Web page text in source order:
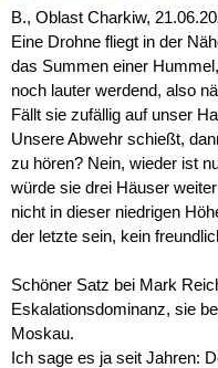
B., Oblast Charkiw,
Eine Drohne fliegt in der
das Summen einer
noch lauter werdend, also
Fällt sie zufällig auf unser
Unsere Abwehr schießt,
zu hören? Nein, wieder ist
würde sie drei Häuser
nicht in dieser niedrigen
der letzte sein, kein
Schöner Satz bei Mark
Eskalationsdominanz, sie
Moskau.
Ich sage es ja seit Jahren: